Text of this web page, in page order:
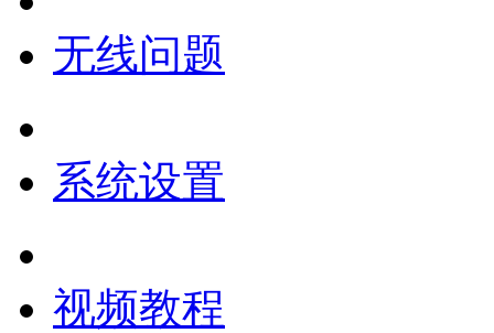
无线问题
系统设置
视频教程